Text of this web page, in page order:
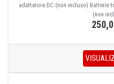
adattatore DC (non incluso) Batterie
(non